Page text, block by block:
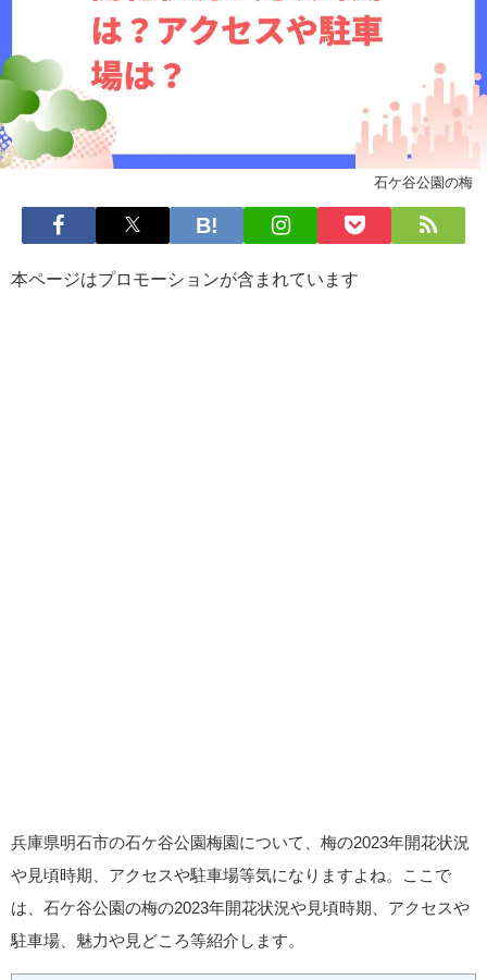
石ケ谷公園の梅
本ページはプロモーションが含まれています
兵庫県明石市の石ケ谷公園梅園について、梅の2023年開花状況
や見頃時期、アクセスや駐車場等気になりますよね。ここで
は、石ケ谷公園の梅の2023年開花状況や見頃時期、アクセスや
駐車場、魅力や見どころ等紹介します。